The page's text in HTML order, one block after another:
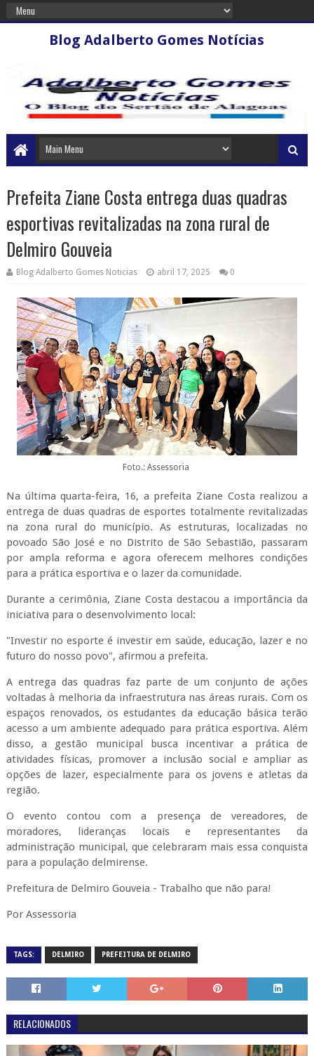
Blog Adalberto Gomes Notícias
Prefeita Ziane Costa entrega duas quadras
esportivas revitalizadas na zona rural de
Delmiro Gouveia
Blog Adalberto Gomes Noticias abril 17, 2025 0
Foto.: Assessoria
Na última quarta-feira, 16, a prefeita Ziane Costa realizou a
entrega de duas quadras de esportes totalmente revitalizadas
na zona rural do município. As estruturas, localizadas no
povoado São José e no Distrito de São Sebastião, passaram
por ampla reforma e agora oferecem melhores condições
para a prática esportiva e o lazer da comunidade.
Durante a cerimônia, Ziane Costa destacou a importância da
iniciativa para o desenvolvimento local:
"Investir no esporte é investir em saúde, educação, lazer e no
futuro do nosso povo", afirmou a prefeita.
A entrega das quadras faz parte de um conjunto de ações
voltadas à melhoria da infraestrutura nas áreas rurais. Com os
espaços renovados, os estudantes da educação básica terão
acesso a um ambiente adequado para prática esportiva. Além
disso, a gestão municipal busca incentivar a prática de
atividades físicas, promover a inclusão social e ampliar as
opções de lazer, especialmente para os jovens e atletas da
região.
O evento contou com a presença de vereadores, de
moradores, lideranças locais e representantes da
administração municipal, que celebraram mais essa conquista
para a população delmirense.
Prefeitura de Delmiro Gouveia - Trabalho que não para!
Por Assessoria
TAGS: DELMIRO PREFEITURA DE DELMIRO
RELACIONADOS